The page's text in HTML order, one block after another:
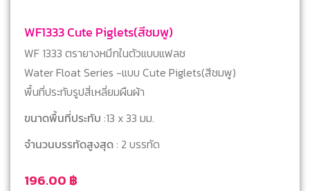
WF1333 Cute Piglets(สีชมพู)
196.00 ฿
WF 1333 ตรายางหมึกในตัวแบบแฟลช
Water Float Series -แบบ Cute Piglets(สีชมพู)
พื้นที่ประทับรูปสี่เหลี่ยมผืนผ้า
ขนาดพื้นที่ประทับ :13 x 33 มม.
จำนวนบรรทัดสูงสุด: 2 บรรทัด